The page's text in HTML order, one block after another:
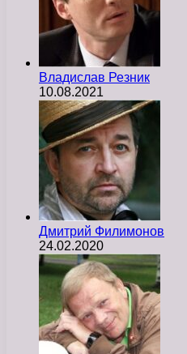
Владислав Резник
10.08.2021
Дмитрий Филимонов
24.02.2020